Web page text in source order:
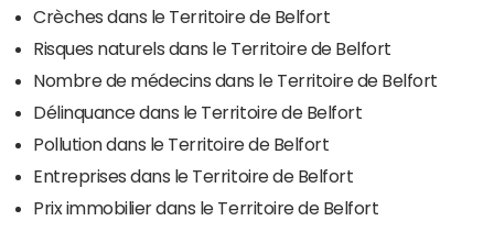
Crèches dans le Territoire de Belfort
Risques naturels dans le Territoire de Belfort
Nombre de médecins dans le Territoire de Belfort
Délinquance dans le Territoire de Belfort
Pollution dans le Territoire de Belfort
Entreprises dans le Territoire de Belfort
Prix immobilier dans le Territoire de Belfort